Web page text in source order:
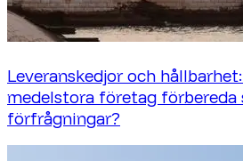
Leveranskedjor och
medelstora företag förbereda
förfrågningar?